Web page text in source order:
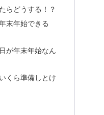
らどうする！？
末年始できる
が年末年始なん
くら準備しとけ